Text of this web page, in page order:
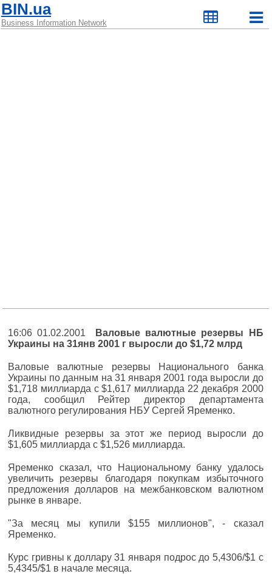
BIN.ua
Business Information Network
16:06 01.02.2001
Валовые валютные резервы НБ
Украины на 31янв 2001 г выросли до $1,72 млрд
Валовые валютные резервы Национального банка
Украины по данным на 31 января 2001 года выросли до
$1,718 миллиарда с $1,617 миллиарда 22 декабря 2000
года, сообщил Рейтер директор департамента
валютного регулирования НБУ Сергей Яременко.
Ликвидные резервы за этот же период выросли до
$1,605 миллиарда с $1,526 миллиарда.
Яременко сказал, что Национальному банку удалось
увеличить резервы благодаря покупкам избыточного
предложения долларов на межбанковском валютном
рынке в январе.
"За месяц мы купили $155 миллионов", - сказал
Яременко.
Курс гривны к доллару 31 января подрос до 5,4306/$1 с
5,4345/$1 в начале месяца.